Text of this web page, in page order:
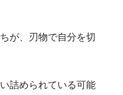
が、刃物で自分を切
詰められている可能